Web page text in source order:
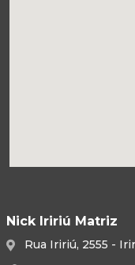
Nick Iririú Matriz
Rua Iririú, 2555 -